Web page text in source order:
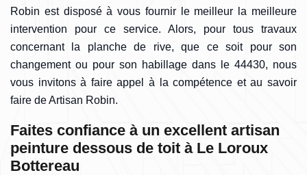
Robin est disposé à vous fournir le meilleur la meilleure
intervention pour ce service. Alors, pour tous travaux
concernant la planche de rive, que ce soit pour son
changement ou pour son habillage dans le 44430, nous
vous invitons à faire appel à la compétence et au savoir
faire de Artisan Robin.
Faites confiance à un excellent artisan
peinture dessous de toit à Le Loroux
Bottereau